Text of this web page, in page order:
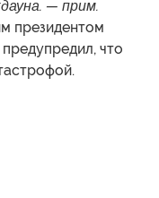
— прим.
президентом
что